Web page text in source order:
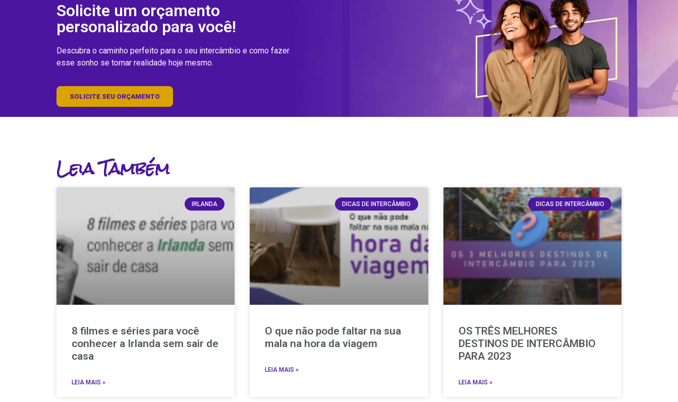
Solicite um orçamento
personalizado para você!
Descubra o caminho perfeito para o seu intercâmbio e como fazer
esse sonho se tornar realidade hoje mesmo.
SOLICITE SEU ORÇAMENTO
Leia Também
IRLANDA
8 filmes e séries para você
conhecer a Irlanda sem sair de
casa
LEIA MAIS »
DICAS DE INTERCÂMBIO
O que não pode faltar na sua
mala na hora da viagem
LEIA MAIS »
DICAS DE INTERCÂMBIO
OS TRÊS MELHORES
DESTINOS DE INTERCÂMBIO
PARA 2023
LEIA MAIS »